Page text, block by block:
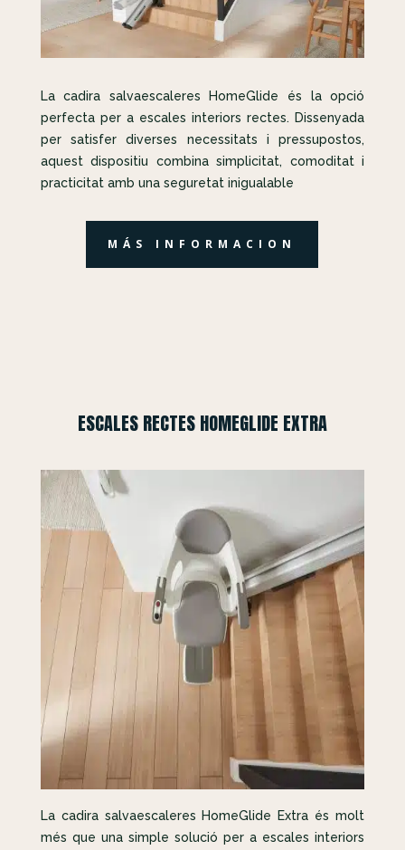
La cadira salvaescaleres HomeGlide és la opció
perfecta per a escales interiors rectes. Dissenyada
per satisfer diverses necessitats i pressupostos,
aquest dispositiu combina simplicitat, comoditat i
practicitat amb una seguretat inigualable
MÁS INFORMACION
ESCALES RECTES HOMEGLIDE EXTRA
La cadira salvaescaleres HomeGlide Extra és molt
més que una simple solució per a escales interiors